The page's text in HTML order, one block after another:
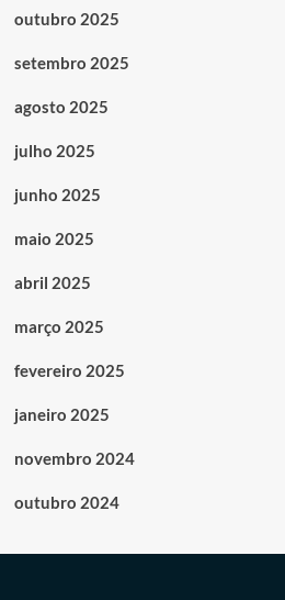
outubro 2025
setembro 2025
agosto 2025
julho 2025
junho 2025
maio 2025
abril 2025
março 2025
fevereiro 2025
janeiro 2025
novembro 2024
outubro 2024